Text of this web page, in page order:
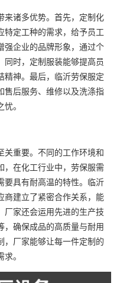
来诸多优势。首先，定制化
特定工种的需求，给予员工
强企业的品牌形象，通过个
时，定制服装能够提高员
精神。最后，临沂劳保服定
售后服务、维修以及洗涤指
。
关重要。不同的工作环境和
，在化工行业中，劳保服需
要具有耐高温的特性。临沂
商建立了紧密合作关系，能
厂家还会运用先进的生产技
，确保成品的高质量与耐用
，厂家能够让每一件定制的
。